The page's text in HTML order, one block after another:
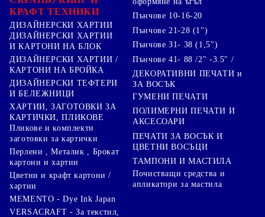
КРАФТ ТЕХНИКИ
ДИЗАЙНЕРСКИ ХАРТИИ
ДИЗАЙНЕРСКИ ХАРТИИ
И КАРТОНИ НА БЛОК
ДИЗАЙНЕРСКИ ХАРТИИ /
КАРТОНИ НА БРОЙКА
ДИЗАЙНЕРСКИ ТЕФТЕРИ
И БЕЛЕЖНИЦИ
ХАРТИИ, ЗАГОТОВКИ ЗА
КАРТИЧКИ, ПЛИКОВЕ
Пликове и комплекти
заготовки за картички
Перлени , Металик , Брокат
картони и хартии
Цветни и крафт картони /
хартии
Пънчове 10-16-20
Пънчове 21-28 (1")
Пънчове 31- 38 (1,5")
Пънчове 41- 88 /2" -3.5" /
ДЕКОРАТИВНИ ПЕЧАТИ и
ЗА ВОСЪК
ГУМЕНИ ПЕЧАТИ
ПОЛИМЕРНИ ПЕЧАТИ И
АКСЕСОАРИ
ПЕЧАТИ ЗА ВОСЪК И
ЦВЕТНИ ВОСЪЦИ
ТАМПОНИ И МАСТИЛА
Почистващи средства и
апликатори за мастила
MEMENTO - Dye Ink Japan
VERSACRAFT - За текстил,